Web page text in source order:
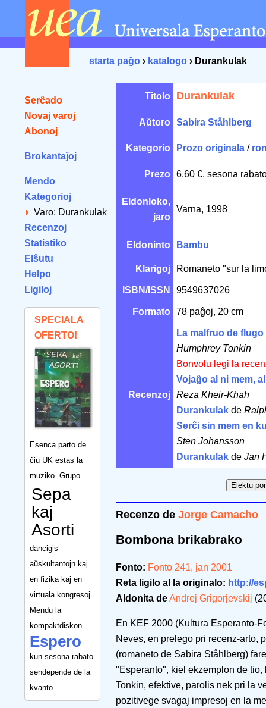
starta paĝo › katalogo › Durankulak
Serĉado
Novaj varoj
Abonoj
Brokantaĵoj
Mendo
Kategorioj
Varo: Durankulak
Recenzoj
Statistiko
Elŝutu
Helpo
Ligiloj
SPECIALA
OFERTO!
Esenca parto de
ĉiu UK estas la
muziko. Grupo
Sepa
kaj
Asorti
dancigis
aŭskultantojn kaj
en fizika kaj en
virtuala kongresoj.
Mendu la
kompaktdiskon
Espero
kun sesona rabato
sendepende de la
kvanto.
Titolo Durankulak
Aŭtoro Sabira Ståhlberg
Kategorio Prozo originala /
Prezo 6.60 €, sesona
Eldonloko,
jaro
Varna, 1998
Eldoninto Bambu
Klarigoj Romaneto "sur la
ISBN/ISSN 9549637026
Formato 78 paĝoj, 20 cm
Recenzoj
La malfruo de flugo
Humphrey Tonkin
Bonvolu legi la
Vojaĝo al ni mem,
Reza Kheir-Khah
Durankulak de
Serĉi sin mem en
Sten Johansson
Durankulak de Jan
Recenzo de Jorge Camacho
Bombona brikabrako
Fonto: Fonto 241, jan 2001
Reta ligilo al la originalo: http://
Aldonita deAndrej Grigorjevskij
En KEF 2000 (Kultura Esperanto-
Neves, en prelego pri recenz-arto,
(romaneto de Sabira Ståhlberg)
"Esperanto", kiel ekzemplon de
Tonkin, efektive, parolis nek pri la
pozitivege svagaj impresoj en la